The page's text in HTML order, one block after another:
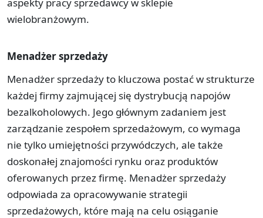
wielobranżowym.
Menadżer sprzedaży
Menadżer sprzedaży to kluczowa postać w strukturze
każdej firmy zajmującej się dystrybucją napojów
bezalkoholowych. Jego głównym zadaniem jest
zarządzanie zespołem sprzedażowym, co wymaga
nie tylko umiejętności przywódczych, ale także
doskonałej znajomości rynku oraz produktów
oferowanych przez firmę. Menadżer sprzedaży
odpowiada za opracowywanie strategii
sprzedażowych, które mają na celu osiąganie